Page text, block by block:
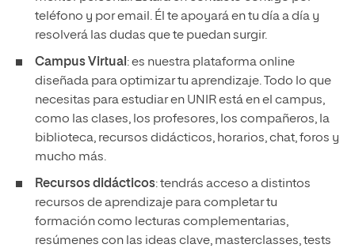
teléfono y por email. Él te apoyará en tu día a día y
resolverá las dudas que te puedan surgir.
Campus Virtual : es nuestra plataforma online
diseñada para optimizar tu aprendizaje. Todo lo que
necesitas para estudiar en UNIR está en el campus,
como las clases, los profesores, los compañeros, la
biblioteca, recursos didácticos, horarios, chat, foros y
mucho más.
Recursos didácticos: tendrás acceso a distintos
recursos de aprendizaje para completar tu
formación como lecturas complementarias,
resúmenes con las ideas clave, masterclasses, tests